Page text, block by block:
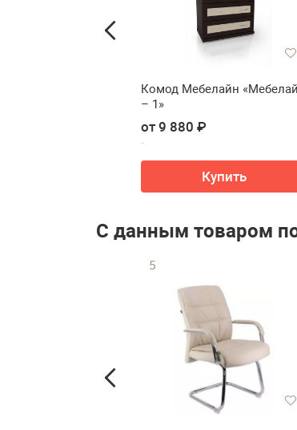
Комод Мебелайн
– 1»
от 9 880 ₽
Купить
С данным товаром
5